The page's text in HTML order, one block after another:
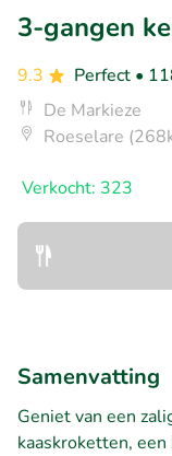
3-gangen
9.3 Perfect •
De Markieze
Roeselare
Verkocht: 323
Samenvatting
Geniet van een
kaaskroketten,